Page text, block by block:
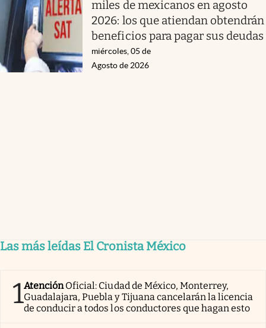
miles de mexicanos en agosto
2026: los que atiendan obtendrán
beneficios para pagar sus deudas
miércoles, 05 de
Agosto de 2026
Las más leídas El Cronista México
1AtenciónOficial: Ciudad de México, Monterrey,
Guadalajara, Puebla y Tijuana cancelarán la licencia
de conducir a todos los conductores que hagan esto